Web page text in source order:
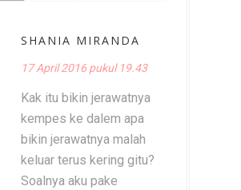
SHANIA MIRANDA
17 April 2016 pukul 19.43
Kak itu bikin jerawatnya
kempes ke dalem apa
bikin jerawatnya malah
keluar terus kering gitu?
Soalnya aku pake